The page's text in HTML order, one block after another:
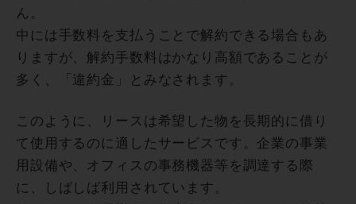
ん。
中には手数料を支払うことで解約できる場合もあ
りますが、解約手数料はかなり高額であることが
多く、「違約金」とみなされます。
このように、リースは希望した物を長期的に借り
て使用するのに適したサービスです。企業の事業
用設備や、オフィスの事務機器等を調達する際
に、しばしば利用されています。